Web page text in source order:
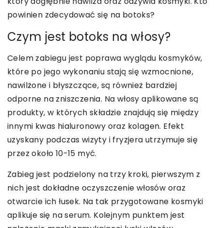
powinien zdecydować się na botoks?
Czym jest botoks na włosy?
Celem zabiegu jest poprawa wyglądu kosmyków,
które po jego wykonaniu stają się wzmocnione,
nawilżone i błyszczące, są również bardziej
odporne na zniszczenia. Na włosy aplikowane są
produkty, w których składzie znajdują się między
innymi kwas hialuronowy oraz kolagen. Efekt
uzyskany podczas wizyty i fryzjera utrzymuje się
przez około 10-15 myć.
Zabieg jest podzielony na trzy kroki, pierwszym z
nich jest dokładne oczyszczenie włosów oraz
otwarcie ich łusek. Na tak przygotowane kosmyki
aplikuje się na serum. Kolejnym punktem jest